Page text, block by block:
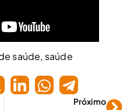
saúde, saúde
Próximo